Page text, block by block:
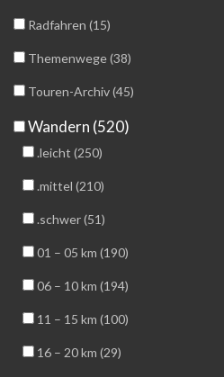
Radfahren (15)
Themenwege (38)
Touren-Archiv (45)
Wandern (520)
.leicht (250)
.mittel (210)
.schwer (51)
01 – 05 km (190)
06 – 10 km (194)
11 – 15 km (100)
16 – 20 km (29)